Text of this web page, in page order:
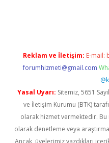
Reklam ve İletişim: E-mail:
forumhizmeti@gmail.com
Yasal Uyarı: Sitemiz, 5651
ve İletişim Kurumu (BTK)
olarak hizmet vermektedir.
olarak denetleme veya
Ancak, üyelerimiz yazdıkları